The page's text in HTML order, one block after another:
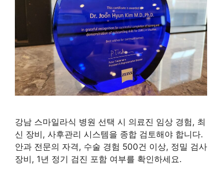
강남 스마일라식 병원 선택 시 의료진 임상 경험, 최
신 장비, 사후관리 시스템을 종합 검토해야 합니다.
안과 전문의 자격, 수술 경험 500건 이상, 정밀 검사
장비, 1년 정기 검진 포함 여부를 확인하세요.